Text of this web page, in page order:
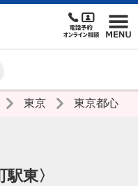
東京 東京都心
東〉